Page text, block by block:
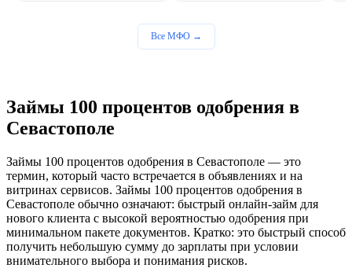
Все МФО →
Займы 100 процентов одобрения в
Севастополе
Займы 100 процентов одобрения в Севастополе — это
термин, который часто встречается в объявлениях и на
витринах сервисов. Займы 100 процентов одобрения в
Севастополе обычно означают: быстрый онлайн‑займ для
нового клиента с высокой вероятностью одобрения при
минимальном пакете документов. Кратко: это быстрый способ
получить небольшую сумму до зарплаты при условии
внимательного выбора и понимания рисков.